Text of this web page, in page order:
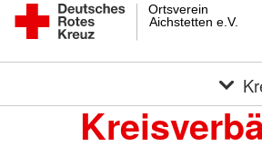
Aichstetten e.V.
Ortsverein